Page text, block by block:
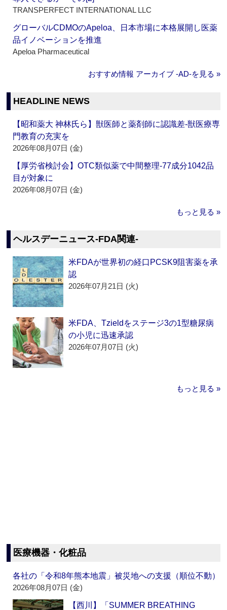
TRANSPERFECT INTERNATIONAL LLC
グローバルCDMOのApeloa、日本市場に本格展開し医薬
品イノベーションを推進
Apeloa Pharmaceutical
おすすめ情報 アーカイブ ‐AD‐を見る »
HEADLINE NEWS
【昭和薬大 神林氏ら】獣医師と薬剤師に認識差‐獣医療専
門教育の充実を
2026年08月07日 (金)
【厚労省検討会】OTC類似薬で中間整理‐77成分1042品
目が対象に
2026年08月07日 (金)
もっと見る »
ヘルスデーニュース‐FDA関連‐
米FDAが世界初の経口PCSK9阻害薬を承
認
2026年07月21日 (火)
米FDA、Tzieldをステージ3の1型糖尿病
の小児に迅速承認
2026年07月07日 (火)
もっと見る »
医療機器・化粧品
各社の「令和8年熊本地震」被災地への支援（順位不動）
2026年08月07日 (金)
【西川】「SUMMER BREATHING